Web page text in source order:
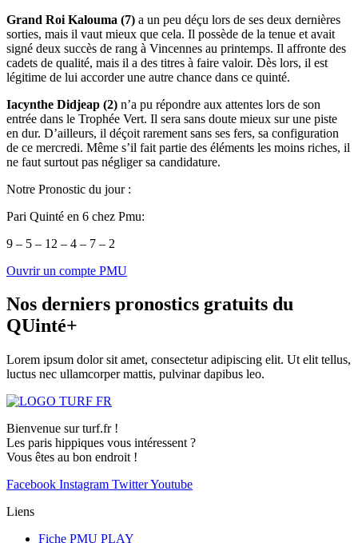
Grand Roi Kalouma (7) a un peu déçu lors de ses deux dernières
sorties, mais il vaut mieux que cela. Il possède de la tenue et avait
signé deux succès de rang à Vincennes au printemps. Il affronte des
cadets de qualité, mais il a des titres à faire valoir. Dès lors, il est
légitime de lui accorder une autre chance dans ce quinté.
Iacynthe Didjeap (2) n’a pu répondre aux attentes lors de son
entrée dans le Trophée Vert. Il sera sans doute mieux sur une piste
en dur. D’ailleurs, il déçoit rarement sans ses fers, sa configuration
de ce mercredi. Même s’il fait partie des éléments les moins riches, il
ne faut surtout pas négliger sa candidature.
Notre Pronostic du jour :
Pari Quinté en 6 chez Pmu:
9 – 5 – 12 – 4 – 7 – 2
Ouvrir un compte PMU
Nos derniers pronostics gratuits du
QUinté+
Lorem ipsum dolor sit amet, consectetur adipiscing elit. Ut elit tellus,
luctus nec ullamcorper mattis, pulvinar dapibus leo.
Bienvenue sur turf.fr !
Les paris hippiques vous intéressent ?
Vous êtes au bon endroit !
Facebook Instagram TwitterYoutube
Liens
Fiche PMU PLAY